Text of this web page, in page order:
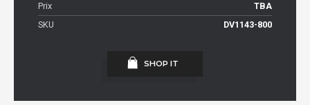
Prix
TBA
SKU
DV1143-800
SHOP IT